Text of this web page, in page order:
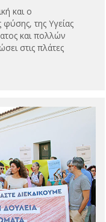
και ο
της Υγείας
και πολλών
στις πλάτες